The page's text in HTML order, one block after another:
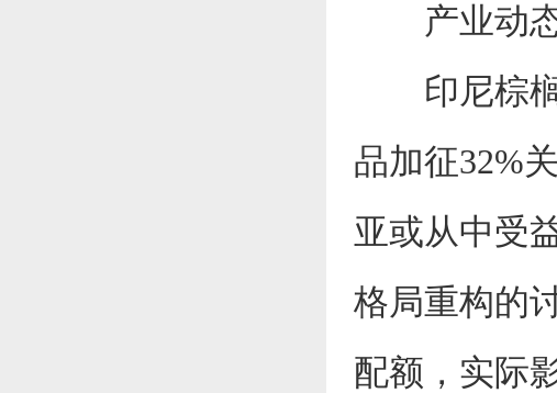
产业动态
印尼棕榈
品加征32%
亚或从中受
格局重构的
配额，实际